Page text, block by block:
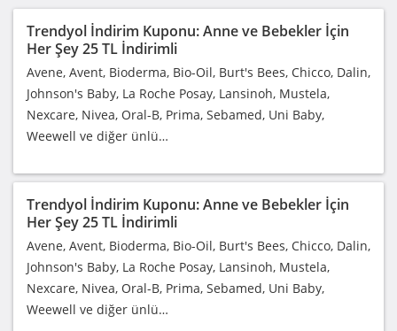
Trendyol İndirim Kuponu: Anne ve Bebekler İçin
Her Şey 25 TL İndirimli
Avene, Avent, Bioderma, Bio-Oil, Burt's Bees, Chicco, Dalin,
Johnson's Baby, La Roche Posay, Lansinoh, Mustela,
Nexcare, Nivea, Oral-B, Prima, Sebamed, Uni Baby,
Weewell ve diğer ünlü…
Trendyol İndirim Kuponu: Anne ve Bebekler İçin
Her Şey 25 TL İndirimli
Avene, Avent, Bioderma, Bio-Oil, Burt's Bees, Chicco, Dalin,
Johnson's Baby, La Roche Posay, Lansinoh, Mustela,
Nexcare, Nivea, Oral-B, Prima, Sebamed, Uni Baby,
Weewell ve diğer ünlü…